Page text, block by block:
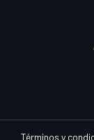
Términos y